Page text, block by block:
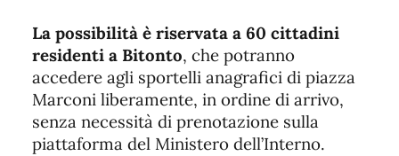
La possibilità è riservata a 60 cittadini
residenti a Bitonto, che potranno
accedere agli sportelli anagrafici di piazza
Marconi liberamente, in ordine di arrivo,
senza necessità di prenotazione sulla
piattaforma del Ministero dell’Interno.